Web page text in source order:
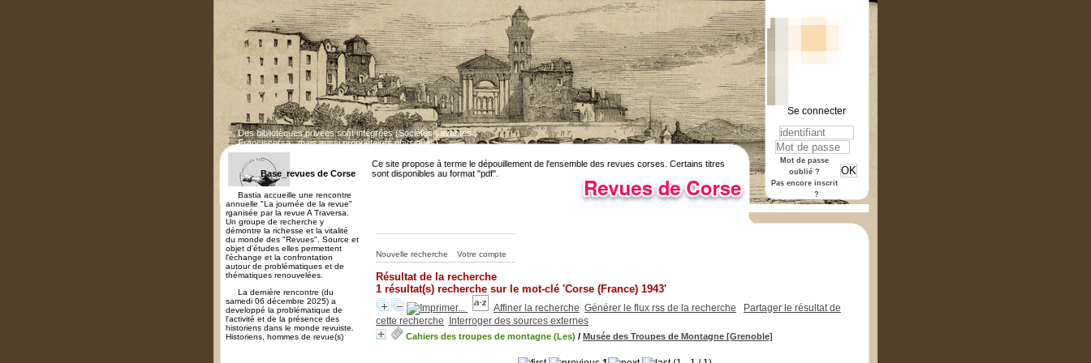
Dépouillement des revues corses en cours. Certains titres sont disponibles au format "pdf".
Ce site propose à terme le dépouillement de l'ensemble des revues corses. Certains titres
sont disponibles au format "pdf".
Des bibliotèques privées sont intégrées (Sociétés savantes ;
Franciscorsa...mais aussi propriétaires physiques)
Nouvelle recherche Votre compte
Résultat de la recherche
1 résultat(s) recherche sur le mot-clé 'Corse (France) 1943'
Affiner la recherche Générer le flux rss de la recherche
Partager le résultat de
cette recherche
Interroger des sources externes
Cahiers des troupes de montagne (Les) / Musée des Troupes de Montagne [Grenoble]
Base_revues de Corse
Bastia accueille une rencontre
annuelle "La journée de la revue"
rganisée par la revue A Traversa.
Un groupe de recherche y
démontre la richesse et la vitalité
du monde des "Revues". Source et
objet d'études elles permettent
l'échange et la confrontation
autour de problématiques et de
thématiques renouvelées.
La dernière rencontre (du
samedi 06 décembre 2025) a
developpé la problématique de
l'activité et de la présence des
historiens dans le monde revuiste.
Historiens, hommes de revue(s)
Se connecter
Mot de passe
oublié ?
Pas encore inscrit
?